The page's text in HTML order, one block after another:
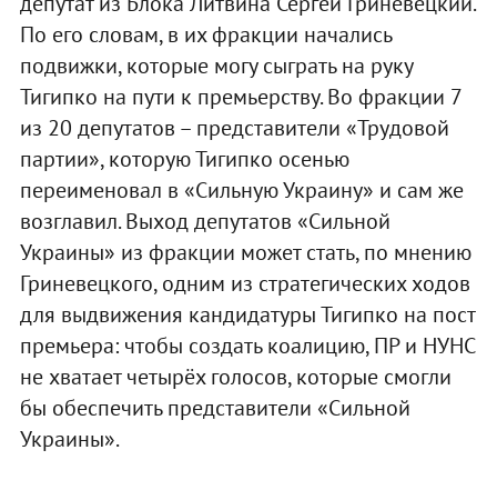
По его словам, в их фракции начались
подвижки, которые могу сыграть на руку
Тигипко на пути к премьерству. Во фракции 7
из 20 депутатов – представители «Трудовой
партии», которую Тигипко осенью
переименовал в «Сильную Украину» и сам же
возглавил. Выход депутатов «Сильной
Украины» из фракции может стать, по мнению
Гриневецкого, одним из стратегических ходов
для выдвижения кандидатуры Тигипко на пост
премьера: чтобы создать коалицию, ПР и НУНС
не хватает четырёх голосов, которые смогли
бы обеспечить представители «Сильной
Украины».